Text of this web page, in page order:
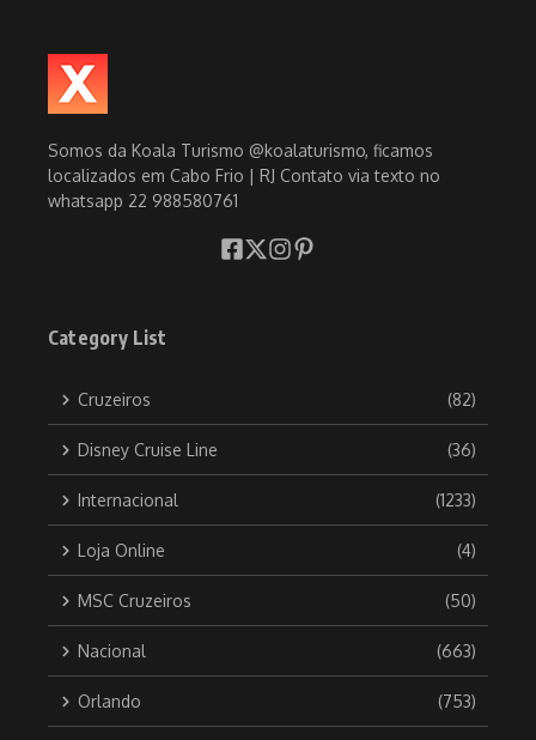
Somos da Koala Turismo @koalaturismo, ficamos
localizados em Cabo Frio | RJ Contato via texto no
whatsapp 22 988580761
Category List
Cruzeiros (82)
Disney Cruise Line (36)
Internacional (1233)
Loja Online (4)
MSC Cruzeiros (50)
Nacional (663)
Orlando (753)